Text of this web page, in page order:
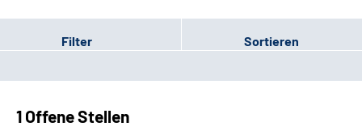
Filter Sortieren
1 Offene Stellen